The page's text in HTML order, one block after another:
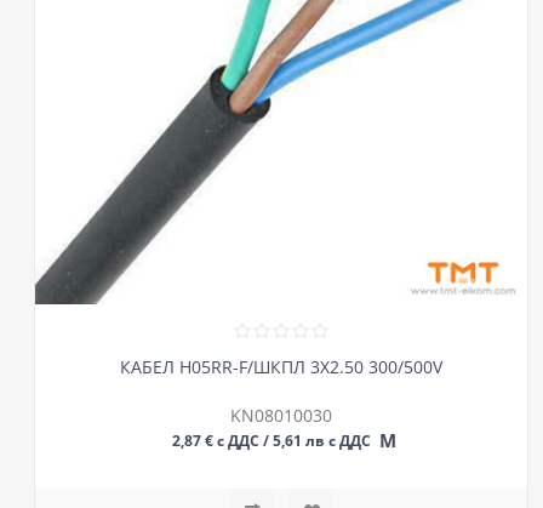
КАБЕЛ H05RR-F/ШКПЛ 3Х2.50 300/500V
KN08010030
2,87 € с ДДС / 5,61 лв с ДДС М